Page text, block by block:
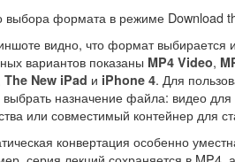
видно, что формат выбирается
вариантов показаны MP4 Video,
The New iPad и iPhone 4. Для
выбрать назначение файла: видео
или совместимый контейнер для
конвертация особенно